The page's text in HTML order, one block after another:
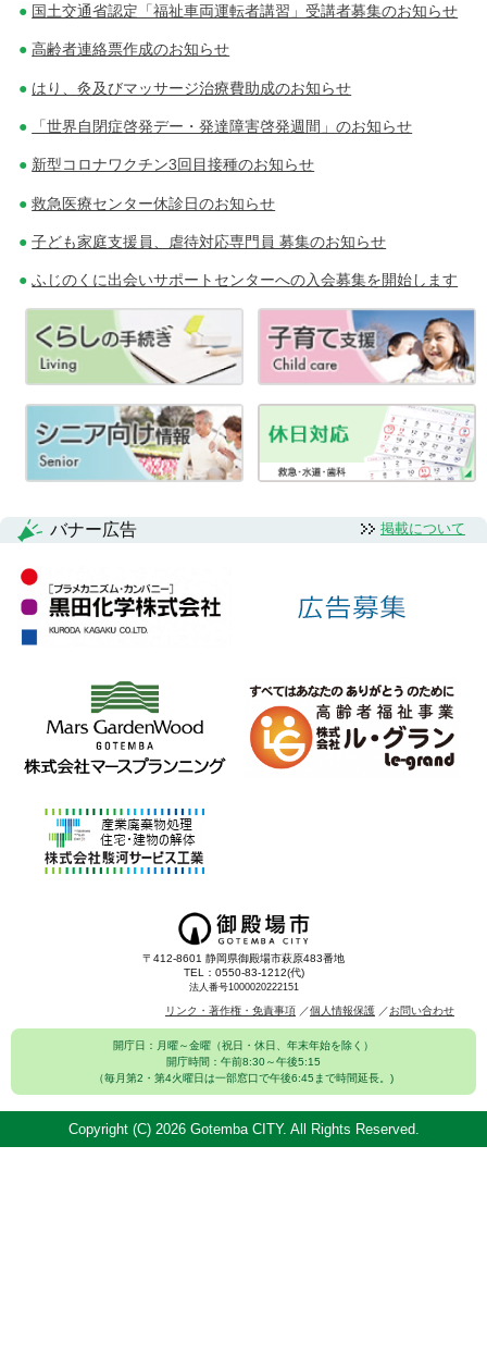
国土交通省認定「福祉車両運転者講習」受講者募集のお知らせ
高齢者連絡票作成のお知らせ
はり、灸及びマッサージ治療費助成のお知らせ
「世界自閉症啓発デー・発達障害啓発週間」のお知らせ
新型コロナワクチン3回目接種のお知らせ
救急医療センター休診日のお知らせ
子ども家庭支援員、虐待対応専門員 募集のお知らせ
ふじのくに出会いサポートセンターへの入会募集を開始します
バナー広告 掲載について
〒412-8601 静岡県御殿場市萩原483番地
TEL：0550-83-1212(代)
法人番号1000020222151
リンク・著作権・免責事項 個人情報保護 お問い合わせ
開庁日：月曜～金曜（祝日・休日、年末年始を除く）
開庁時間：午前8:30～午後5:15
（毎月第2・第4火曜日は一部窓口で午後6:45まで時間延長。)
Copyright (C) 2026 Gotemba CITY. All Rights Reserved.